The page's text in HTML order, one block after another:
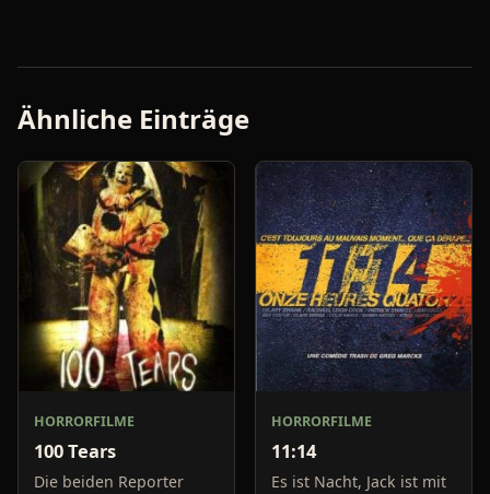
Ähnliche Einträge
HORRORFILME
100 Tears
Die beiden Reporter
HORRORFILME
11:14
Es ist Nacht, Jack ist mit